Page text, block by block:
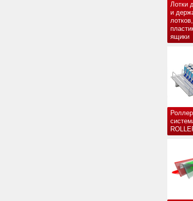
Лотки
и
лотков,
ящики